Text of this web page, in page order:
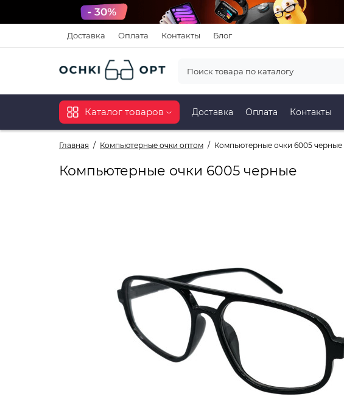
Доставка Оплата Контакты Блог
Каталог товаров Доставка Оплата Контакты
Главная Компьютерные очки оптом Компьютерные очки 6005 черные
Компьютерные очки 6005 черные